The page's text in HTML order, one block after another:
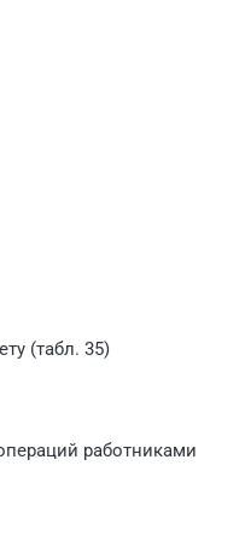
(табл. 35)
работниками